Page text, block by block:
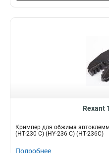
Rexant
Кримпер для обжима
(HT-230 С) (HY-236 C) (HT-236C)
Подробнее